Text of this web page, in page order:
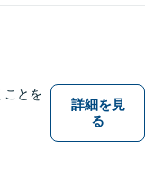
おりま
ませ
ことを
詳細を見
る